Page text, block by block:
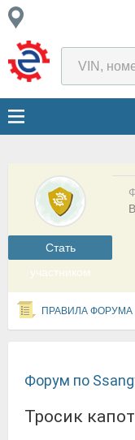
Cтать
участником
ПРАВИЛА ФОРУМА
Форум по
Тросик